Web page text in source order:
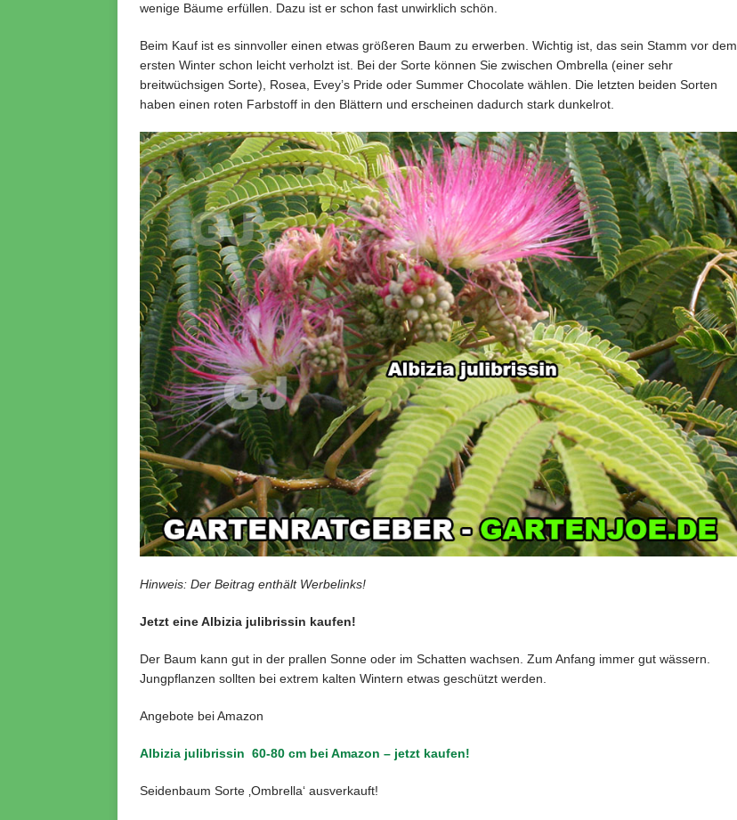
wenige Bäume erfüllen. Dazu ist er schon fast unwirklich schön.
Beim Kauf ist es sinnvoller einen etwas größeren Baum zu erwerben. Wichtig ist, das sein Stamm vor dem
ersten Winter schon leicht verholzt ist. Bei der Sorte können Sie zwischen Ombrella (einer sehr
breitwüchsigen Sorte), Rosea, Evey’s Pride oder Summer Chocolate wählen. Die letzten beiden Sorten
haben einen roten Farbstoff in den Blättern und erscheinen dadurch stark dunkelrot.
Hinweis: Der Beitrag enthält Werbelinks!
Jetzt eine Albizia julibrissin kaufen!
Der Baum kann gut in der prallen Sonne oder im Schatten wachsen. Zum Anfang immer gut wässern.
Jungpflanzen sollten bei extrem kalten Wintern etwas geschützt werden.
Angebote bei Amazon
Albizia julibrissin 60-80 cm bei Amazon – jetzt kaufen!
Seidenbaum Sorte ‚Ombrella‘ ausverkauft!